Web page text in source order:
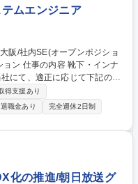
ムエンジニア
インナ
にて、適正に応じて下記の社
ム・BIツール(ドクターサム・
募集職種 【大阪/
得支援あり
退職金あり
完全週休2日制
化の推進/朝日放送グ